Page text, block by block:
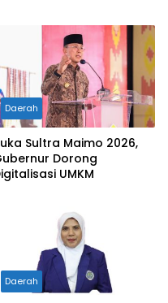
Daerah
Sultra Maimo 2026,
Dorong
UMKM
Daerah